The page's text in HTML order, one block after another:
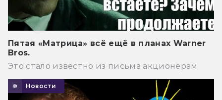
Пятая «Матрица» всё ещё в планах Warner
Bros.
Это стало известно из письма акционерам.
Новости